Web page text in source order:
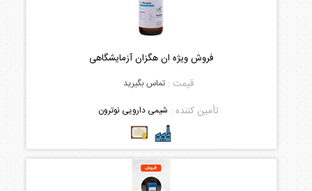
فروش ویژه ان هگزان آزمایشگاهی
قیمت :تماس بگیرید
تأمین کننده : شیمی دارویی نوترون